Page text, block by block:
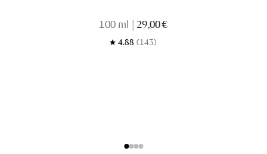
100 ml 29,00 €
4.88 (143)